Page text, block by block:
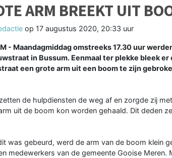
ARM BREEKT UIT
op 17 augustus 2020, 20:33 uur
- Maandagmiddag omstreeks 17.30 uur
in Bussum. Eenmaal ter plekke bleek
een grote arm uit een boom te zijn
de hulpdiensten de weg af en zorgde zij
uit de boom kon worden gehaald. Dit deden
was gebeurd, werd de arm van de boom klein
medewerkers van de gemeente Gooise